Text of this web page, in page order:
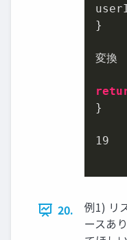
}
変換
}
19
20.
例1) リ
ースあ